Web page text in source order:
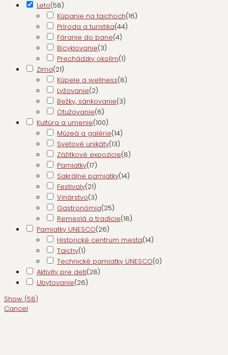
Leto(58)
Kúpanie na tajchoch(16)
Príroda a turistika(44)
Fáranie do bane(4)
Bicyklovanie(3)
Prechádzky okolím(1)
Zima(21)
Kúpele a wellness(8)
Lyžovanie(2)
Bežky, sánkovanie(3)
Otužovanie(6)
Kultúra a umenie(100)
Múzeá a galérie(14)
Svetové unikáty(13)
Zážitkové expozície(8)
Pamiatky(17)
Sakrálne pamiatky(14)
Festivaly(21)
Vinárstvo(3)
Gastronómia(25)
Remeslá a tradície(18)
Pamiatky UNESCO(26)
Historické centrum mesta(14)
Tajchy(1)
Technické pamiatky UNESCO(0)
Aktivity pre deti(28)
Ubytovanie(26)
Show (58)
Cancel